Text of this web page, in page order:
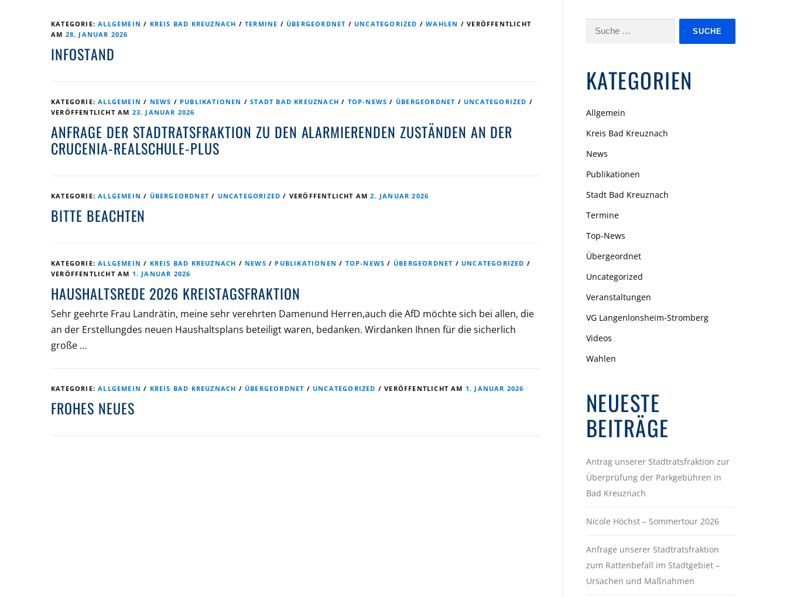
KATEGORIE:ALLGEMEIN / KREIS BAD KREUZNACH /TERMINE / ÜBERGEORDNET / UNCATEGORIZED /WAHLEN /VERÖFFENTLICHT
AM 28. JANUAR 2026
INFOSTAND
KATEGORIE:ALLGEMEIN / NEWS / PUBLIKATIONEN /STADT BAD KREUZNACH / TOP-NEWS / ÜBERGEORDNET / UNCATEGORIZED /
VERÖFFENTLICHT AM 23. JANUAR 2026
ANFRAGE DER STADTRATSFRAKTION ZU DEN ALARMIERENDEN ZUSTÄNDEN AN DER
CRUCENIA-REALSCHULE-PLUS
KATEGORIE:ALLGEMEIN / ÜBERGEORDNET / UNCATEGORIZED / VERÖFFENTLICHT AM2. JANUAR 2026
BITTE BEACHTEN
KATEGORIE:ALLGEMEIN / KREIS BAD KREUZNACH / NEWS / PUBLIKATIONEN / TOP-NEWS / ÜBERGEORDNET / UNCATEGORIZED /
VERÖFFENTLICHT AM 1. JANUAR 2026
HAUSHALTSREDE 2026 KREISTAGSFRAKTION
Sehr geehrte Frau Landrätin, meine sehr verehrten Damenund Herren,auch die AfD möchte sich bei allen, die
an der Erstellungdes neuen Haushaltsplans beteiligt waren, bedanken. Wirdanken Ihnen für die sicherlich
große …
KATEGORIE:ALLGEMEIN / KREIS BAD KREUZNACH / ÜBERGEORDNET / UNCATEGORIZED /VERÖFFENTLICHT AM 1. JANUAR 2026
FROHES NEUES
Suche
KATEGORIEN
Allgemein
Kreis Bad Kreuznach
News
Publikationen
Stadt Bad Kreuznach
Termine
Top-News
Übergeordnet
Uncategorized
Veranstaltungen
VG Langenlonsheim-Stromberg
Videos
Wahlen
NEUESTE
BEITRÄGE
Antrag unserer Stadtratsfraktion zur
Überprüfung der Parkgebühren in
Bad Kreuznach
Nicole Höchst – Sommertour 2026
Anfrage unserer Stadtratsfraktion
zum Rattenbefall im Stadtgebiet –
Ursachen und Maßnahmen